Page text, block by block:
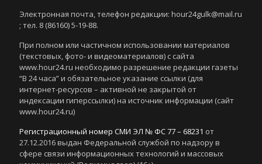
Электронная почта, телефон редакции: hour24gulk@mail.ru
; тел. 8 (86160) 5-19-88.
При полном или частичном использовании материалов
(текстовых, фото- и видеоматериалов) с сайта
www.hour24.ru необходимо разрешение редакции газеты
“В 24 часа” и обязательное указание ссылки (для
интернет-ресурсов – активной не закрытой от
индексации гиперссылки) на источник информации (сайт
www.hour24.ru)
Регистрационный номер СМИ ЭЛ № ФС 77 – 68231 от
27.12.2016 выдан Федеральной службой по надзору в
сфере связи информационных технологий и массовых